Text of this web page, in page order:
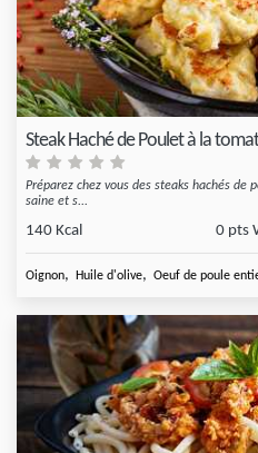
Steak Haché de Poulet à la
Préparez chez vous des steaks hachés
saine et s...
140 Kcal 0 pts
Oignon, Huile d'olive, Oeuf de poule